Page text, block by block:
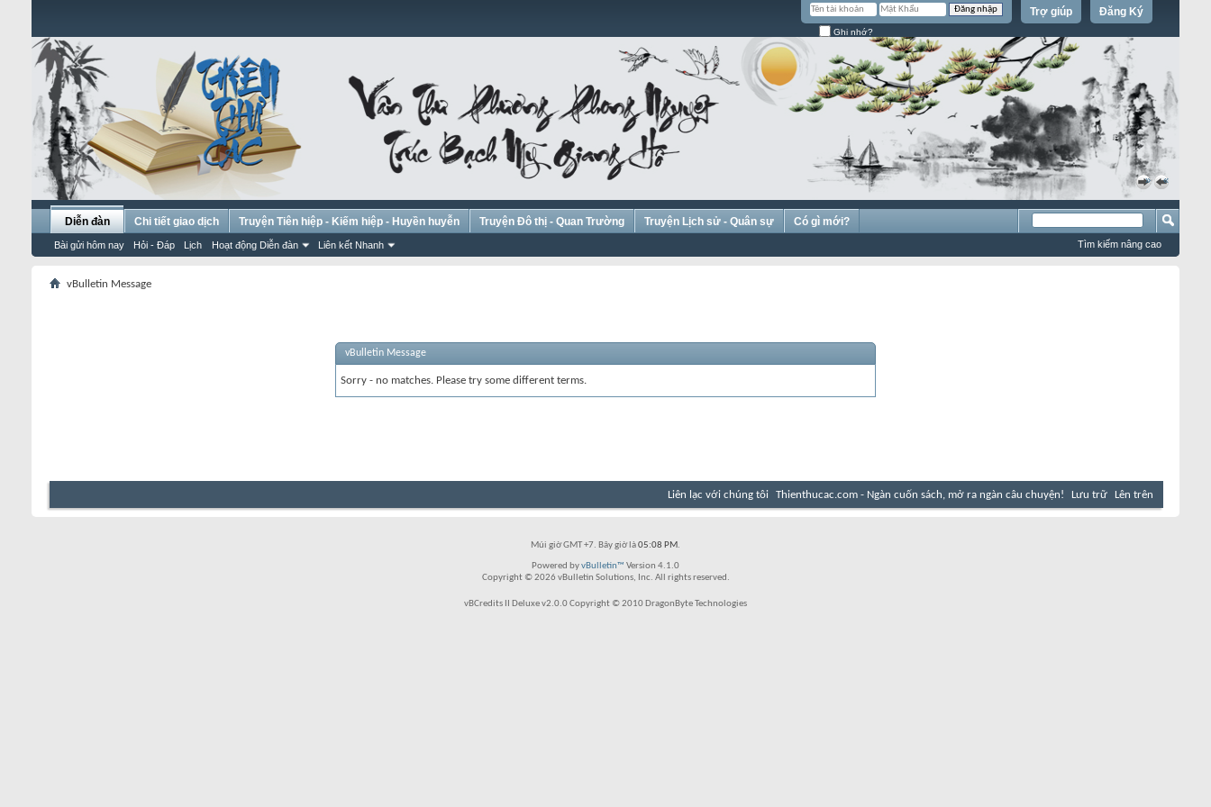
Đăng Ký
Trợ giúp
Ghi nhớ?
«
»
Diễn đàn
Bài gửi hôm nay Hỏi - Đáp Lịch Hoạt động Diễn đàn Liên kết Nhanh
Chi tiết giao dịch Truyện Tiên hiệp - Kiếm hiệp - Huyền huyễn Truyện Đô thị - Quan Trường Truyện Lịch sử - Quân sự Có gì mới?
Tìm kiếm nâng cao
vBulletin Message
vBulletin Message
Sorry - no matches. Please try some different terms.
Liên lạc với chúng tôi Thienthucac.com - Ngàn cuốn sách, mở ra ngàn câu chuyện! Lưu trữ Lên trên
Múi giờ GMT +7. Bây giờ là05:08 PM.
Powered byvBulletin™ Version 4.1.0
Copyright © 2026 vBulletin Solutions, Inc. All rights reserved.
vBCredits II Deluxe v2.0.0 Copyright © 2010 DragonByte Technologies